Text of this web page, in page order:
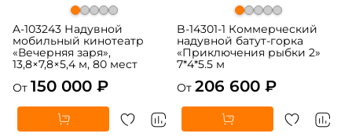
A-103243 Надувной
мобильный кинотеатр
«Вечерняя заря»,
13,8×7,8×5,4 м, 80 мест
От 150 000 ₽
B-14301-1 Коммерческий
надувной батут-горка
«Приключения рыбки 2»
7*4*5.5 м
От 206 600 ₽